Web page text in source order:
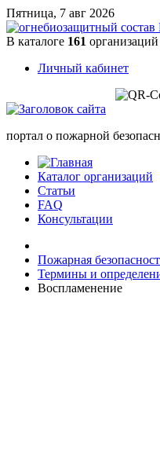
Пятница, 7 авг 2026
В каталоге 161 организаций
Личный кабинет
портал о пожарной
Каталог организаций
Статьи
FAQ
Консультации
Пожарная
Термины и
Воспламенение